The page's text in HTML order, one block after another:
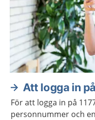
Att logga in
För att logga in på
personnummer och